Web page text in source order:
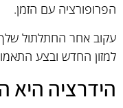
הפרופורציה עם הזמן.
עקוב אחר החתלתול שלך
למזון החדש ובצע
הידרציה